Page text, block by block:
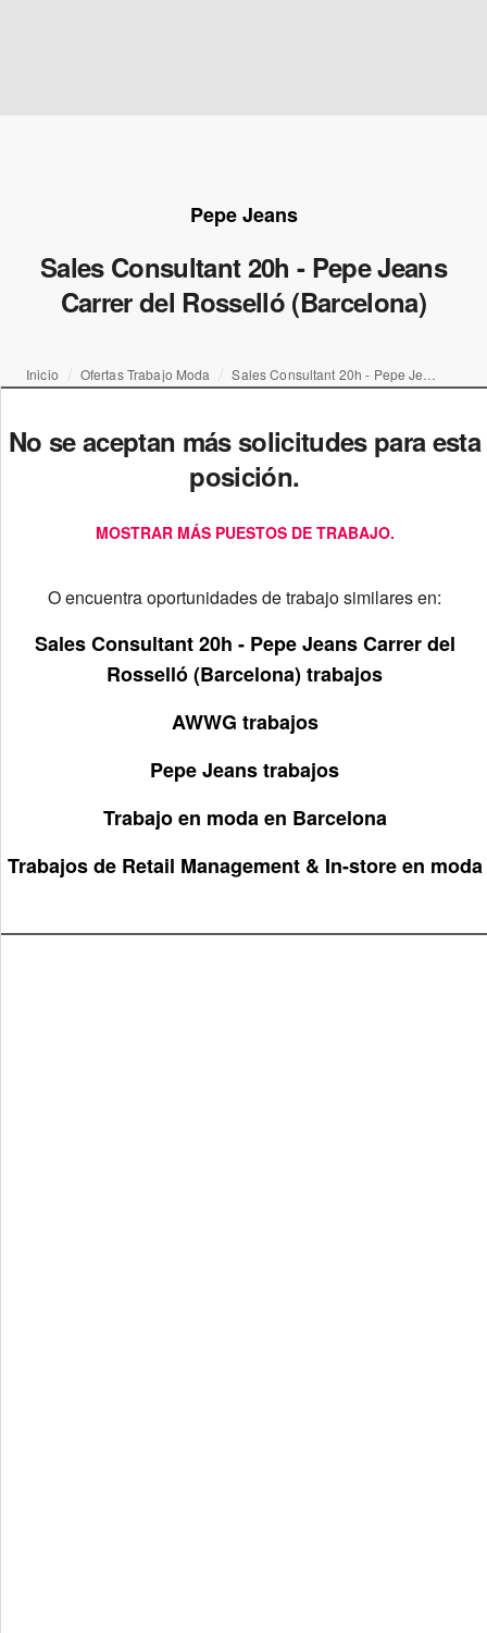
Pepe Jeans
Sales Consultant 20h - Pepe Jeans
Carrer del Rosselló (Barcelona)
Inicio Ofertas Trabajo Moda
No se aceptan más solicitudes para esta
posición.
MOSTRAR MÁS PUESTOS DE TRABAJO.
O encuentra oportunidades de trabajo similares en:
Sales Consultant 20h - Pepe Jeans Carrer del
Rosselló (Barcelona) trabajos
AWWG trabajos
Pepe Jeans trabajos
Trabajo en moda en Barcelona
Trabajos de Retail Management & In-store en moda